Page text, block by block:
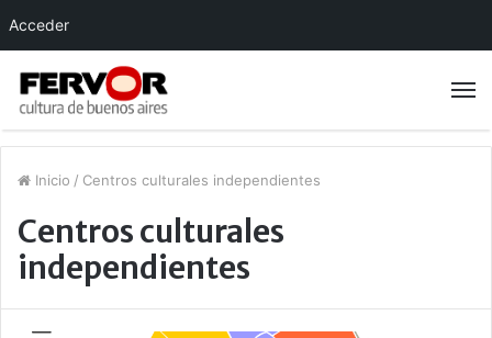
Inicio / Centros culturales independientes
Centros culturales
independientes
Acceder